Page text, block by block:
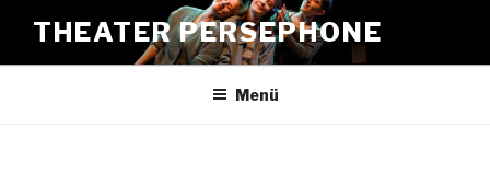
Inhalt
springen
THEATER PERSEPHONE
Menü